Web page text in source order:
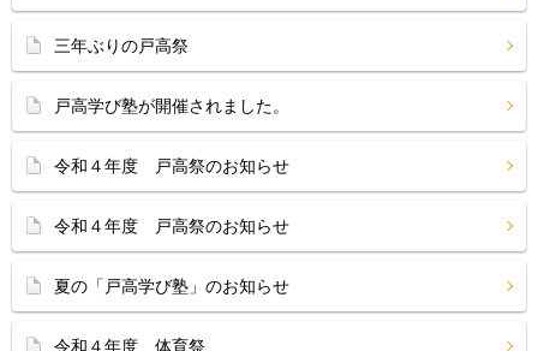
三年ぶりの戸高祭
戸高学び塾が開催されました。
令和４年度 戸高祭のお知らせ
令和４年度 戸高祭のお知らせ
夏の「戸高学び塾」のお知らせ
令和４年度 体育祭